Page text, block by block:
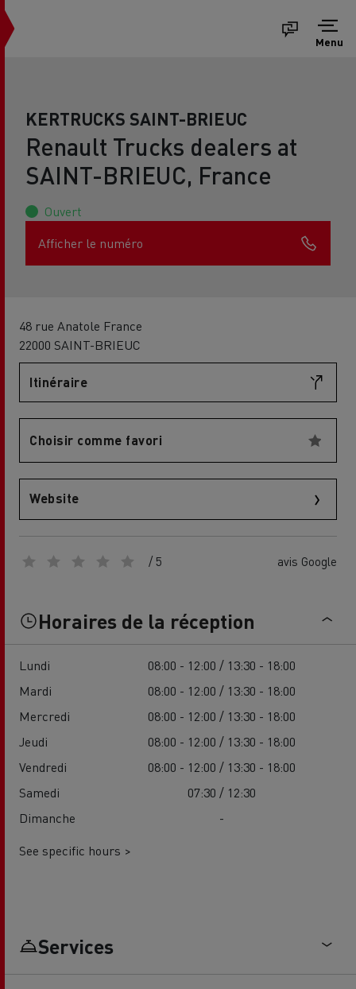
Menu
KERTRUCKS SAINT-BRIEUC
Renault Trucks dealers at
SAINT-BRIEUC, France
Ouvert
Afficher le numéro
48 rue Anatole France
22000 SAINT-BRIEUC
Itinéraire
Choisir comme favori
Website
/ 5 avis Google
Horaires de la réception
Lundi
08:00 - 12:00 / 13:30 - 18:00
Mardi
08:00 - 12:00 / 13:30 - 18:00
Mercredi
08:00 - 12:00 / 13:30 - 18:00
Jeudi
08:00 - 12:00 / 13:30 - 18:00
Vendredi
08:00 - 12:00 / 13:30 - 18:00
Samedi
07:30 / 12:30
Dimanche
-
See specific hours >
Services